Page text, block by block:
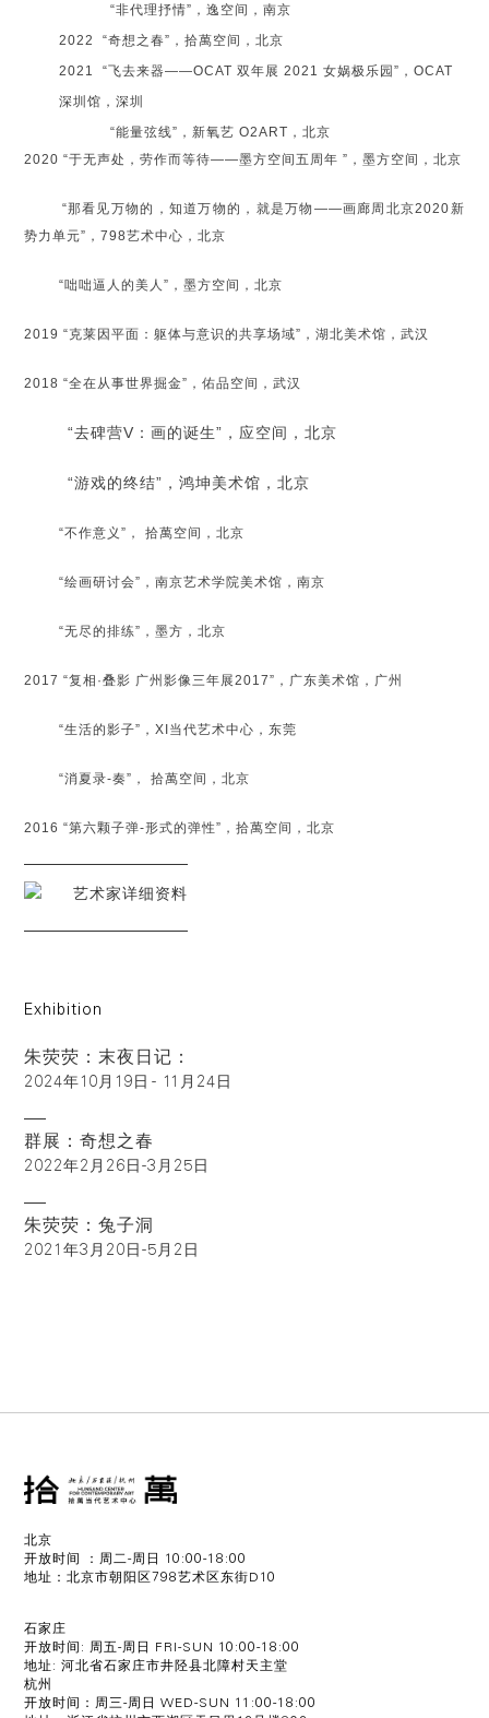
“非代理抒情”，逸空间，南京
2022 “奇想之春”，拾萬空间，北京
2021 “飞去来器——OCAT 双年展 2021 女娲极乐园”，OCAT
深圳馆，深圳
“能量弦线”，新氧艺 O2ART，北京
2020 “于无声处，劳作而等待——墨方空间五周年 ”，墨方空间，北京
“那看见万物的，知道万物的，就是万物——画廊周北京2020新
势力单元”，798艺术中心，北京
“咄咄逼人的美人”，墨方空间，北京
2019 “克莱因平面：躯体与意识的共享场域”，湖北美术馆，武汉
2018 “全在从事世界掘金”，佑品空间，武汉
“去碑营V：画的诞生”，应空间，北京
“游戏的终结”，鸿坤美术馆，北京
“不作意义”， 拾萬空间，北京
“绘画研讨会”，南京艺术学院美术馆，南京
“无尽的排练”，墨方，北京
2017 “复相·叠影 广州影像三年展2017”，广东美术馆，广州
“生活的影子”，XI当代艺术中心，东莞
“消夏录-奏”， 拾萬空间，北京
2016 “第六颗子弹-形式的弹性”，拾萬空间，北京
艺术家详细资料
Exhibition
朱荧荧：末夜日记：
2024年10月19日 - 11月24日
群展：奇想之春
2022年2月26日-3月25日
朱荧荧：兔子洞
2021年3月20日-5月2日
北京
开放时间 ：周二-周日 10:00-18:00
地址：北京市朝阳区798艺术区东街D10
石家庄
开放时间: 周五-周日 FRI-SUN 10:00-18:00
地址: 河北省石家庄市井陉县北障村天主堂
杭州
开放时间：周三-周日 WED-SUN 11:00-18:00